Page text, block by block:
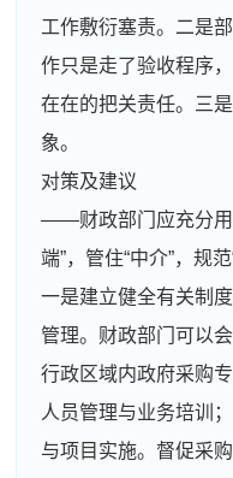
工作敷衍塞责。二是
作只是走了验收程序
在在的把关责任。三
象。
对策及建议
——财政部门应充分用
端”，管住“中介”，规范
一是建立健全有关制
管理。财政部门可以
行政区域内政府采购
人员管理与业务培训
与项目实施。督促采